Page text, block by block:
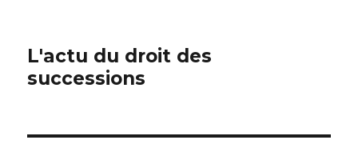
L'actu du droit des
successions